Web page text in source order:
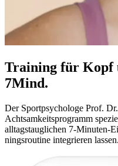
Training für Kopf
7Mind.
Der Sport­psy­cho­loge Prof.
Acht­sam­keits­pro­gramm
all­tags­taug­li­chen 7-Minu­ten-
nings­rou­tine inte­grie­ren lassen.